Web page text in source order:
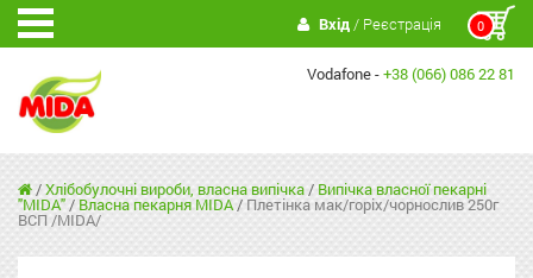
0
Вхід/ Реєстрація
Vodafone -+38 (066) 086 22 81
/Хлібобулочні вироби, власна випічка/ Випічка власної пекарні
"MIDA"/ Власна пекарня MIDA/ Плетінка мак/горіх/чорнослив 250г
ВСП /MIDA/